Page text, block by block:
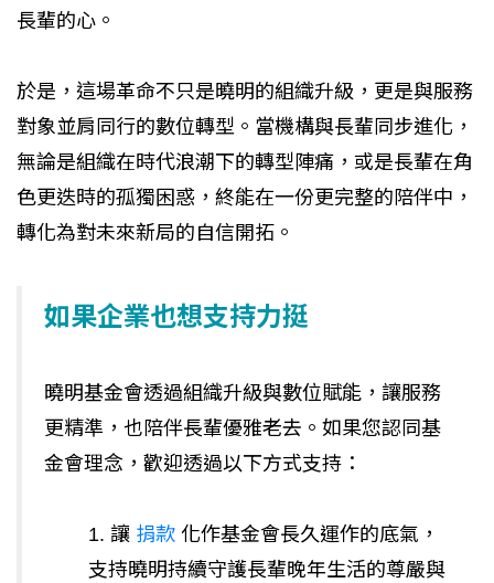
長輩的心。
於是，這場革命不只是曉明的組織升級，更是與服務
對象並肩同行的數位轉型。當機構與長輩同步進化，
無論是組織在時代浪潮下的轉型陣痛，或是長輩在角
色更迭時的孤獨困惑，終能在一份更完整的陪伴中，
轉化為對未來新局的自信開拓。
如果企業也想支持力挺
曉明基金會透過組織升級與數位賦能，讓服務
更精準，也陪伴長輩優雅老去。如果您認同基
金會理念，歡迎透過以下方式支持：
1. 讓 捐款 化作基金會長久運作的底氣，
支持曉明持續守護長輩晚年生活的尊嚴與